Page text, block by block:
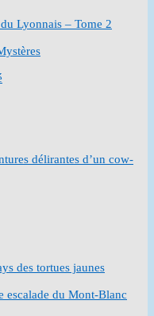
Lyonnais – Tome 2
délirantes d’un cow-
des tortues jaunes
escalade du Mont-Blanc